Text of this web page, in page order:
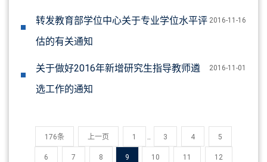
2016-11-16
转发教育部学位中心关于专业学位水平评
估的有关通知
2016-11-01
关于做好2016年新增研究生指导教师遴
选工作的通知
176条 上一页 1 3 4 5
6 7 8 9 10 11 12